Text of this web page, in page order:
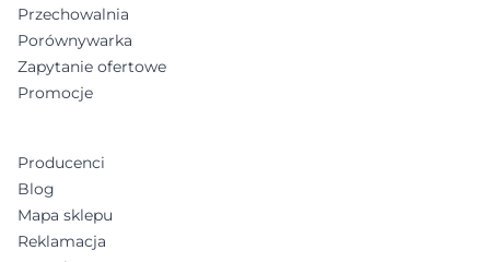
Przechowalnia
Porównywarka
Zapytanie ofertowe
Promocje
Producenci
Blog
Mapa sklepu
Reklamacja